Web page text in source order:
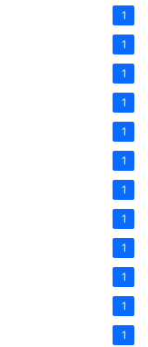
1
1
1
1
1
1
1
1
1
1
1
1